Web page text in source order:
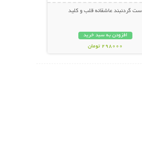
ست گردنبند عاشقانه قلب و کلید
افزودن به سبد خرید
298000 تومان